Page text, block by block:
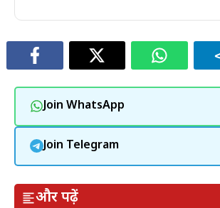
Join WhatsApp
Join Telegram
और पढ़ें